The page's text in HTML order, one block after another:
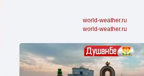
world-weather.ru
world-weather.ru